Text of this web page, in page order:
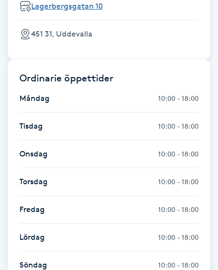
Gelenaglar
Gellack
Gellack med förstärkning
Gravidyoga
Gruppträning
Gua Sha-massage
Hatha Yoga
Headspa
Healing
Lagerbergsgatan 10
451 31, Uddevalla
Ordinarie öppettider
Måndag 10:00 - 18:00
Tisdag 10:00 - 18:00
Onsdag 10:00 - 18:00
Torsdag 10:00 - 18:00
Fredag 10:00 - 18:00
Lördag 10:00 - 18:00
Söndag 10:00 - 18:00